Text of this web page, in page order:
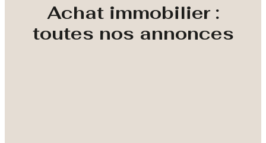
Achat immobilier :
toutes nos annonces